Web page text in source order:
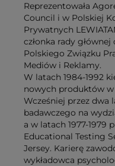
Reprezentowała
Council i w Polskiej
Prywatnych
członka rady głównej
Polskiego Związku
Mediów i Reklamy.
W latach 1984-1992
nowych produktów
Wcześniej przez dwa
badawczego na
a w latach 1977-
Educational Testing
Jersey. Karierę
wykładowca